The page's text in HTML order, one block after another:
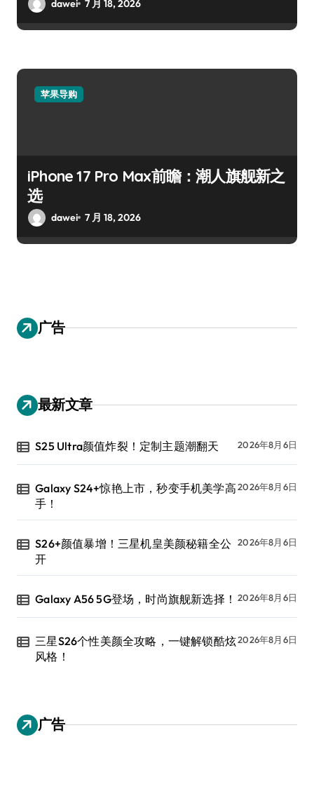
dawei 7 月 18, 2026
苹果导购
iPhone 17 Pro Max前瞻：潮人旗舰新之
选
dawei 7 月 18, 2026
广告
最新文章
S25 Ultra颜值炸裂！定制主题潮翻天 2026年8月6日
Galaxy S24+惊艳上市，秒变手机美学高
手！
2026年8月6日
S26+颜值暴增！三星机皇美颜秘籍全公
开
2026年8月6日
Galaxy A56 5G登场，时尚旗舰新选择！ 2026年8月6日
三星S26个性美颜全攻略，一键解锁酷炫
风格！
2026年8月6日
广告